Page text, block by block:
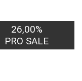
26,00%
PRO SALE